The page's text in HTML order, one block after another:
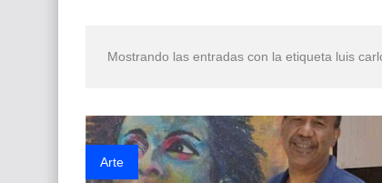
Rostros Bellos, La Perfección del Dibujo A
Fotos Artísticas de las Actrices de
Mostrando las entradas con la etiqueta luis
Arte